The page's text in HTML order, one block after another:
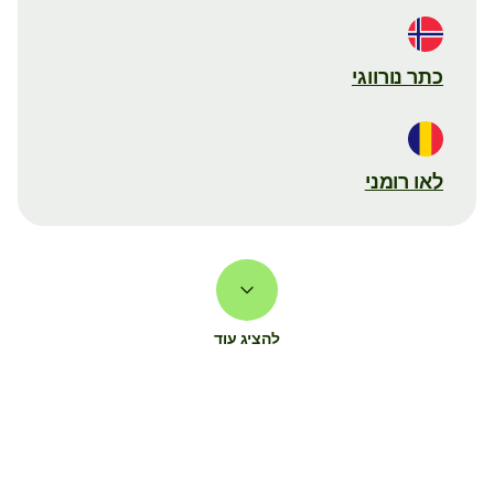
כתר נורווגי
לאו רומני
להציג עוד